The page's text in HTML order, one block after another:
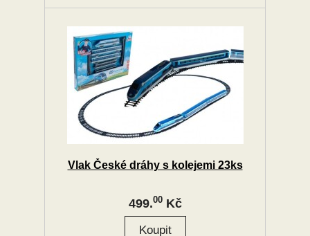
Vlak České dráhy s kolejemi 23ks
499.00Kč